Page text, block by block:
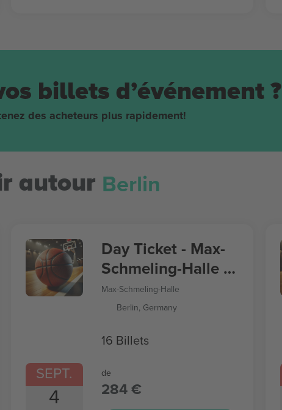
billets d’événement ?
des acheteurs plus rapidement!
autour Berlin
SEPT.
4
Day Ticket - Max-
Schmeling-Halle -
Women’s
Basketball World
Max-Schmeling-Halle
Berlin, Germany
16 Billets
de
284 €